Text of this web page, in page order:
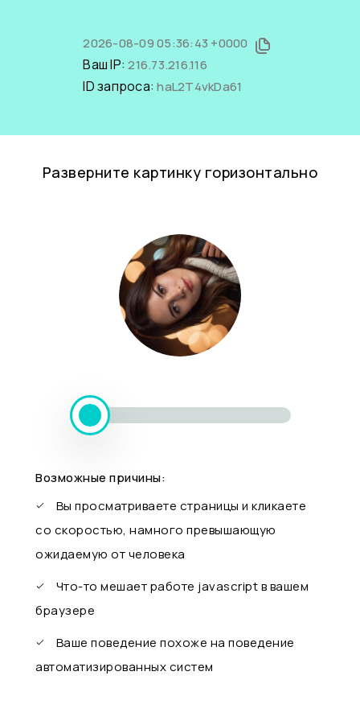
2026-08-09 05:36:43 +0000
Ваш IP:216.73.216.116
ID запроса:haL2T4vkDa61
Разверните картинку горизонтально
Возможные причины:
Вы просматриваете страницы и кликаете
со скоростью, намного превышающую
ожидаемую от человека
Что-то мешает работе javascript в вашем
браузере
Ваше поведение похоже на поведение
автоматизированных систем